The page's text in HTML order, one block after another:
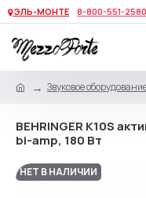
ЭЛЬ-МОНТЕ 8-800-551-2580
Звуковое
BEHRINGER K10S
bi-amp, 180 Вт
НЕТ В НАЛИЧИИ